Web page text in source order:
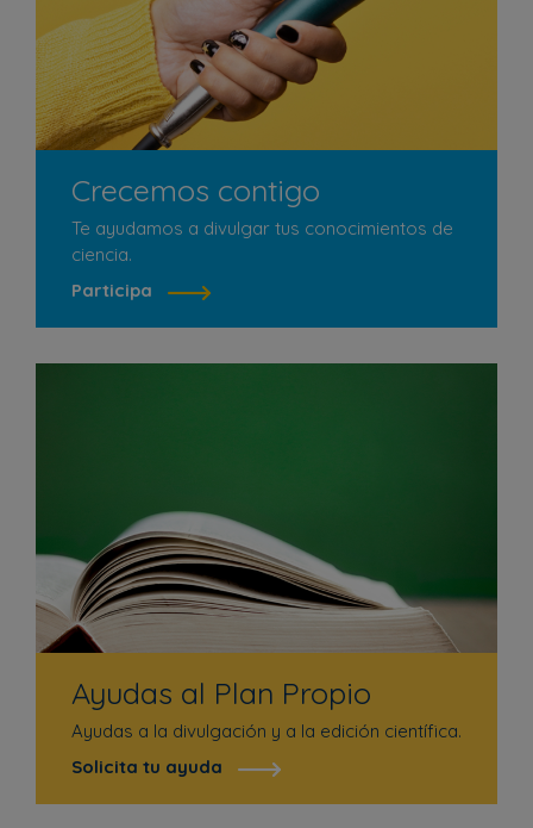
Crecemos contigo
Te ayudamos a divulgar tus conocimientos de
ciencia.
Participa
Ayudas al Plan Propio
Ayudas a la divulgación y a la edición científica.
Solicita tu ayuda